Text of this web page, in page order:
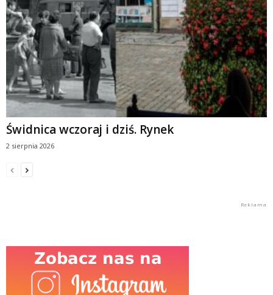
Świdnica wczoraj i dziś. Rynek
2 sierpnia 2026